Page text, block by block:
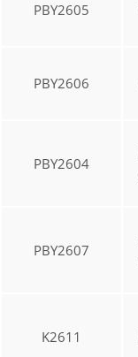
PBY2605
PBY2606
PBY2604
PBY2607
K2611